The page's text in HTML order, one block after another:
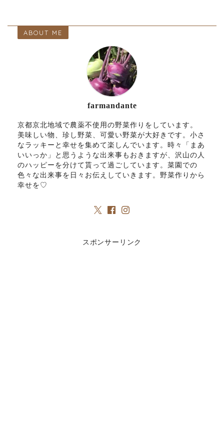
ABOUT ME
farmandante
京都京北地域で農薬不使用の野菜作りをしています。
美味しい物、珍し野菜、可愛い野菜が大好きです。小さ
なラッキーと幸せを集めて楽しんでいます。時々「まあ
いいっか」と思うような出来事もおきますが、沢山の人
のハッピーを分けて貰って過ごしています。菜園での
色々な出来事を日々お伝えしていきます。野菜作りから
幸せを♡
スポンサーリンク